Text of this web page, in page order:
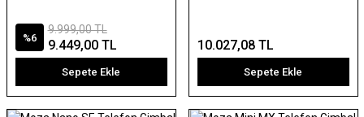
%6
9.999,00 TL
9.449,00 TL
Sepete Ekle
10.027,08 TL
Sepete Ekle